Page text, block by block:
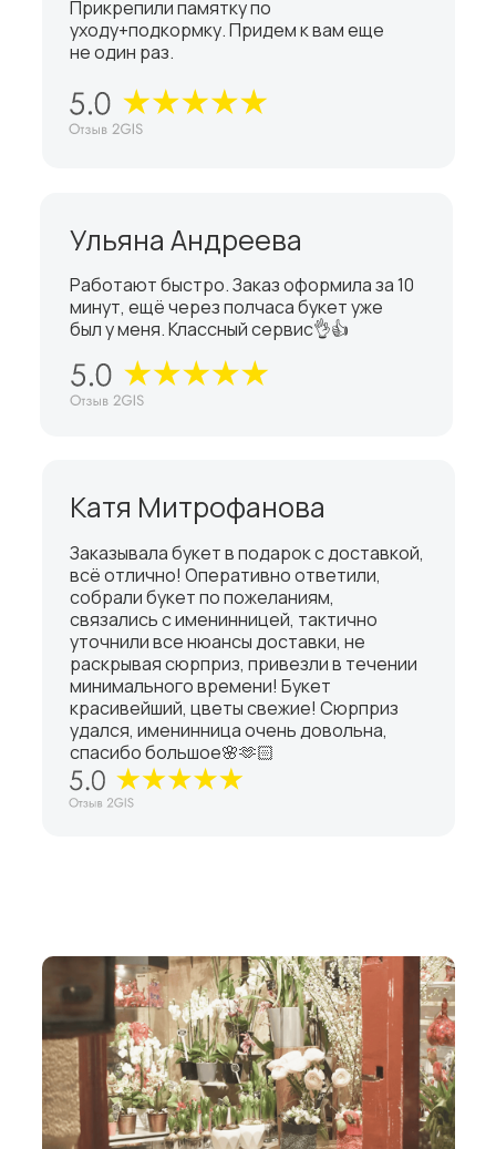
Катя Митрофанова
Заказывала букет в подарок с доставкой,
всё отлично! Оперативно ответили,
собрали букет по пожеланиям,
связались с именинницей, тактично
уточнили все нюансы доставки, не
раскрывая сюрприз, привезли в течении
минимального времени! Букет
красивейший, цветы свежие! Сюрприз
удался, именинница очень довольна,
спасибо большое🌸🫶🏻
Прикрепили памятку по
уходу+подкормку. Придем к вам еще
не один раз.
Ульяна Андреева
Работают быстро. Заказ оформила за 10
минут, ещё через полчаса букет уже
был у меня. Классный сервис👌👍